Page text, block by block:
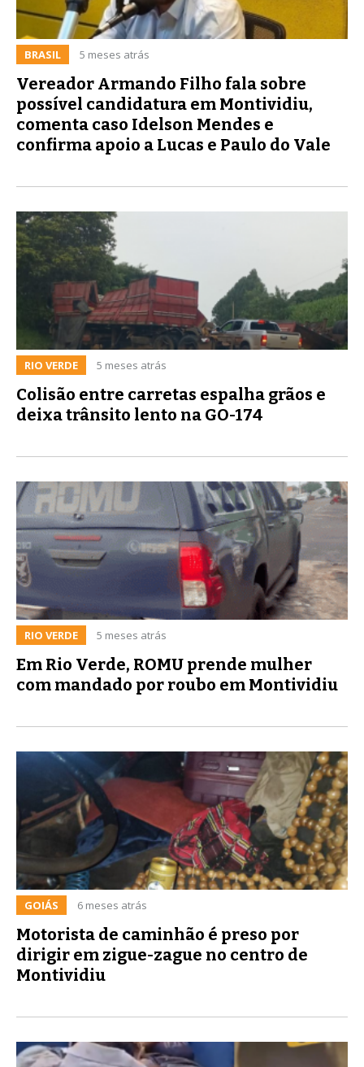
BRASIL 5 meses atrás
Vereador Armando Filho fala sobre
possível candidatura em Montividiu,
comenta caso Idelson Mendes e
confirma apoio a Lucas e Paulo do Vale
RIO VERDE 5 meses atrás
Colisão entre carretas espalha grãos e
deixa trânsito lento na GO-174
RIO VERDE 5 meses atrás
Em Rio Verde, ROMU prende mulher
com mandado por roubo em Montividiu
GOIÁS 6 meses atrás
Motorista de caminhão é preso por
dirigir em zigue-zague no centro de
Montividiu